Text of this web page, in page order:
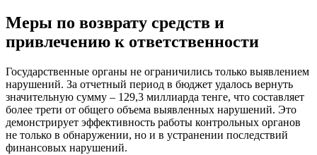
Меры по возврату средств и
привлечению к ответственности
Государственные органы не ограничились только выявлением
нарушений. За отчетный период в бюджет удалось вернуть
значительную сумму – 129,3 миллиарда тенге, что составляет
более трети от общего объема выявленных нарушений. Это
демонстрирует эффективность работы контрольных органов
не только в обнаружении, но и в устранении последствий
финансовых нарушений.